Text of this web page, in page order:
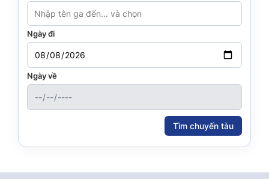
Ngày đi
Ngày về
Tìm chuyến tàu